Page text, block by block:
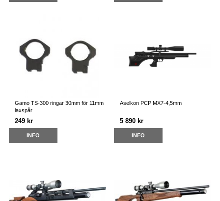
Gamo TS-300 ringar 30mm för 11mm
laxspår
249 kr
INFO
Aselkon PCP MX7-4,5mm
5 890 kr
INFO